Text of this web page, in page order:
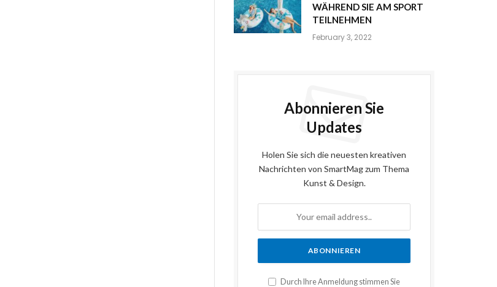
WÄHREND SIE AM SPORT
TEILNEHMEN
February 3, 2022
Abonnieren Sie
Updates
Holen Sie sich die neuesten kreativen
Nachrichten von SmartMag zum Thema
Kunst & Design.
Durch Ihre Anmeldung stimmen Sie